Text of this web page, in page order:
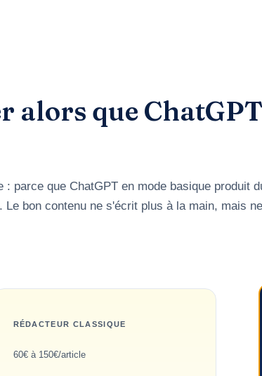
alors que ChatGPT
parce que ChatGPT en mode basique produit
bon contenu ne s'écrit plus à la main, mais ne
RÉDACTEUR CLASSIQUE
60€ à 150€/article